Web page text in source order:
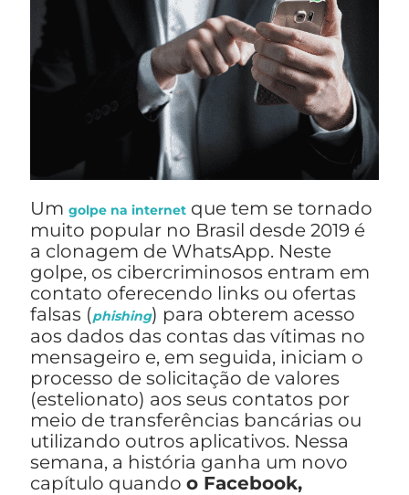
Um golpe na internet que tem se tornado
muito popular no Brasil desde 2019 é
a clonagem de WhatsApp. Neste
golpe, os cibercriminosos entram em
contato oferecendo links ou ofertas
falsas (phishing) para obterem acesso
aos dados das contas das vítimas no
mensageiro e, em seguida, iniciam o
processo de solicitação de valores
(estelionato) aos seus contatos por
meio de transferências bancárias ou
utilizando outros aplicativos. Nessa
semana, a história ganha um novo
capítulo quando o Facebook,